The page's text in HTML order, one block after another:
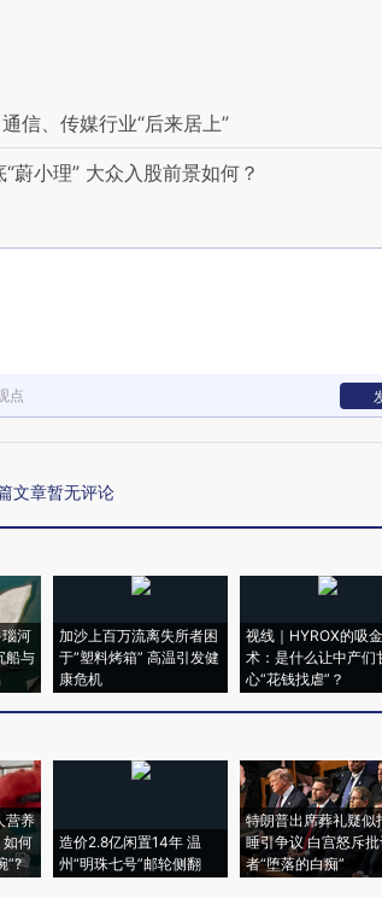
信、传媒行业“后来居上”
蔚小理” 大众入股前景如何？
点
文章暂无评论
河
船与
加沙上百万流离失所者困
于“塑料烤箱” 高温引发健
康危机
视线｜HYROX的吸金
术：是什么让中产们
心“花钱找虐”？
营养
如何
”?
造价2.8亿闲置14年 温
州“明珠七号”邮轮侧翻
特朗普出席葬礼疑似
睡引争议 白宫怒斥
者“堕落的白痴”